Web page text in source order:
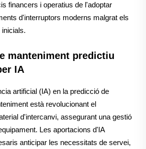
financers i operatius de l'adoptar
d'interruptors moderns malgrat els
manteniment predictiu
IA
artificial (IA) en la predicció de
està revolucionant el
d'intercanvi, assegurant una gestió
Les aportacions d'IA
anticipar les necessitats de servei,